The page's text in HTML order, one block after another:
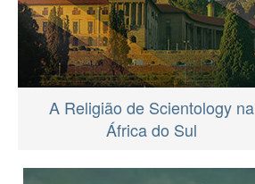
A Religião de Scientology na
África do Sul